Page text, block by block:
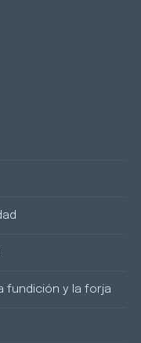
fundición y la forja